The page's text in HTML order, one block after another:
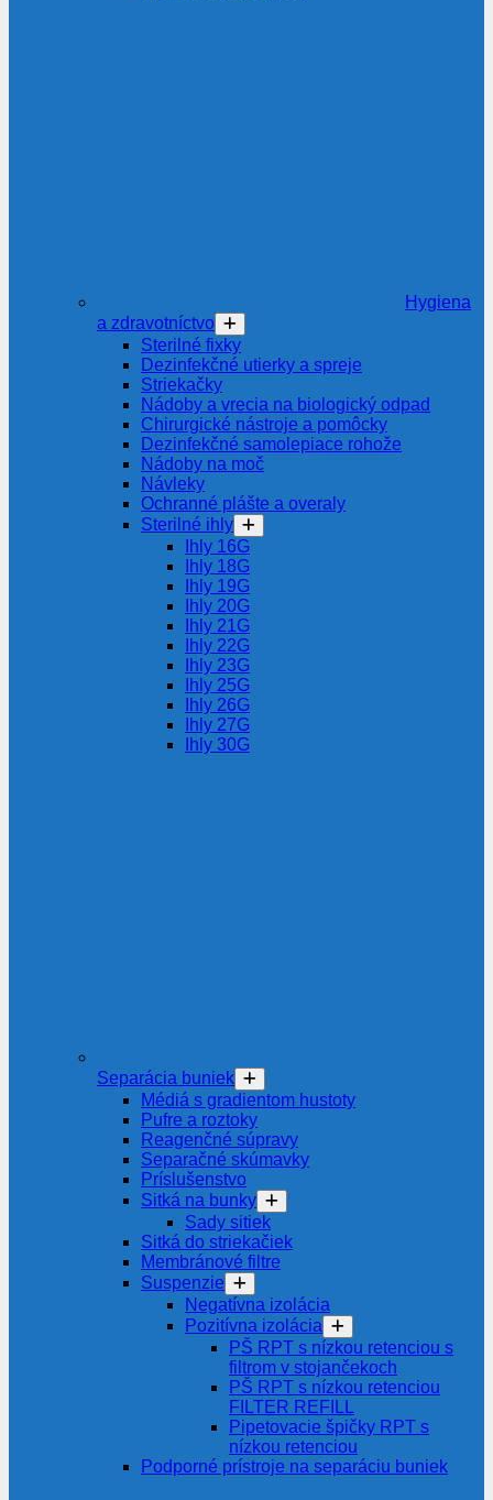
Hygiena
a zdravotníctvo
Sterilné fixky
Dezinfekčné utierky a spreje
Striekačky
Nádoby a vrecia na biologický odpad
Chirurgické nástroje a pomôcky
Dezinfekčné samolepiace rohože
Nádoby na moč
Návleky
Ochranné plášte a overaly
Sterilné ihly
Ihly 16G
Ihly 18G
Ihly 19G
Ihly 20G
Ihly 21G
Ihly 22G
Ihly 23G
Ihly 25G
Ihly 26G
Ihly 27G
Ihly 30G
Separácia buniek
Médiá s gradientom hustoty
Pufre a roztoky
Reagenčné súpravy
Separačné skúmavky
Príslušenstvo
Sitká na bunky
Sady sitiek
Sitká do striekačiek
Membránové filtre
Suspenzie
Negatívna izolácia
Pozitívna izolácia
PŠ RPT s nízkou retenciou s
filtrom v stojančekoch
PŠ RPT s nízkou retenciou
FILTER REFILL
Pipetovacie špičky RPT s
nízkou retenciou
Podporné prístroje na separáciu buniek